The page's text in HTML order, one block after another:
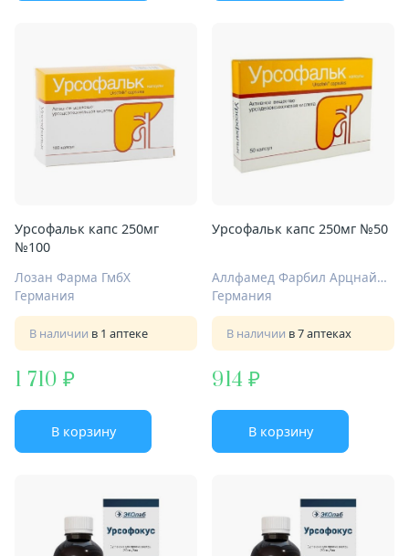
Урсофальк капс 250мг
№100
Лозан Фарма ГмбХ
Германия
В наличии в 1 аптеке
1 710
В корзину
Урсофальк капс 250мг №50
Аллфамед Фарбил Арцнаймиттель ГмбХ
Германия
В наличии в 7 аптеках
914
В корзину